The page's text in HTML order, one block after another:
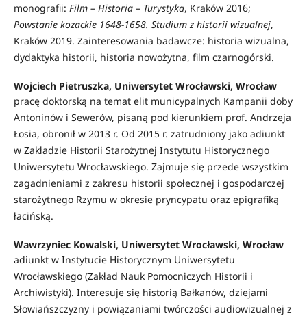
monografii: Film – Historia – Turystyka, Kraków 2016;
Powstanie kozackie 1648-1658. Studium z historii wizualnej,
Kraków 2019. Zainteresowania badawcze: historia wizualna,
dydaktyka historii, historia nowożytna, film czarnogórski.
Wojciech Pietruszka, Uniwersytet Wrocławski, Wrocław
pracę doktorską na temat elit municypalnych Kampanii doby
Antoninów i Sewerów, pisaną pod kierunkiem prof. Andrzeja
Łosia, obronił w 2013 r. Od 2015 r. zatrudniony jako adiunkt
w Zakładzie Historii Starożytnej Instytutu Historycznego
Uniwersytetu Wrocławskiego. Zajmuje się przede wszystkim
zagadnieniami z zakresu historii społecznej i gospodarczej
starożytnego Rzymu w okresie pryncypatu oraz epigrafiką
łacińską.
Wawrzyniec Kowalski, Uniwersytet Wrocławski, Wrocław
adiunkt w Instytucie Historycznym Uniwersytetu
Wrocławskiego (Zakład Nauk Pomocniczych Historii i
Archiwistyki). Interesuje się historią Bałkanów, dziejami
Słowiańszczyzny i powiązaniami twórczości audiowizualnej z